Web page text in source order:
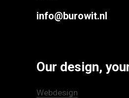
info@burowit.nl
Our design,
Webdesign